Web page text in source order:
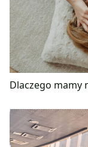
Dlaczego mamy